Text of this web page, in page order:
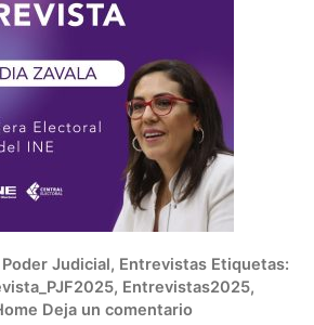
Judicial, Entrevistas Etiquetas:
, Entrevistas2025,
Deja un comentario